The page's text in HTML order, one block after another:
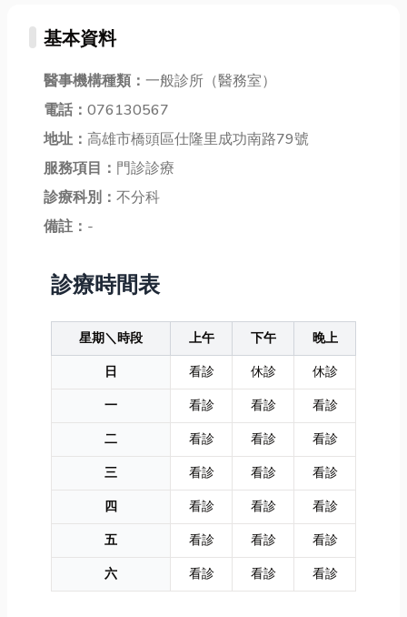
基本資料
醫事機構種類： 一般診所（醫務室）
電話： 076130567
地址： 高雄市橋頭區仕隆里成功南路79號
服務項目： 門診診療
診療科別： 不分科
備註： -
診療時間表
星期＼時段 上午 下午
晚上
日
看診 休診
休診
一
看診 看診
看診
二
看診 看診
看診
三
看診 看診
看診
四
看診 看診
看診
五
看診 看診
看診
六
看診 看診 看診